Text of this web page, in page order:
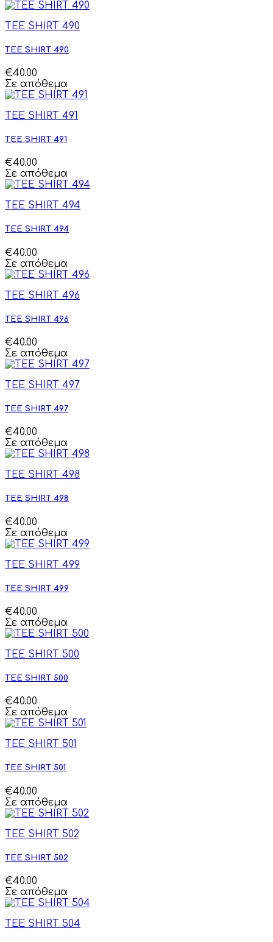
TEE SHIRT 490
TEE SHIRT 490
€40.00
Σε απόθεμα
TEE SHIRT 491
TEE SHIRT 491
€40.00
Σε απόθεμα
TEE SHIRT 494
TEE SHIRT 494
€40.00
Σε απόθεμα
TEE SHIRT 496
TEE SHIRT 496
€40.00
Σε απόθεμα
TEE SHIRT 497
TEE SHIRT 497
€40.00
Σε απόθεμα
TEE SHIRT 498
TEE SHIRT 498
€40.00
Σε απόθεμα
TEE SHIRT 499
TEE SHIRT 499
€40.00
Σε απόθεμα
TEE SHIRT 500
TEE SHIRT 500
€40.00
Σε απόθεμα
TEE SHIRT 501
TEE SHIRT 501
€40.00
Σε απόθεμα
TEE SHIRT 502
TEE SHIRT 502
€40.00
Σε απόθεμα
TEE SHIRT 504